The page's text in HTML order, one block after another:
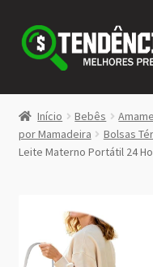
Pular
para
navegação
Pular
para
conteúdo
LOJA
<>
Início Bebês
por Mamadeira
Bolsas
Leite Materno Portátil 24